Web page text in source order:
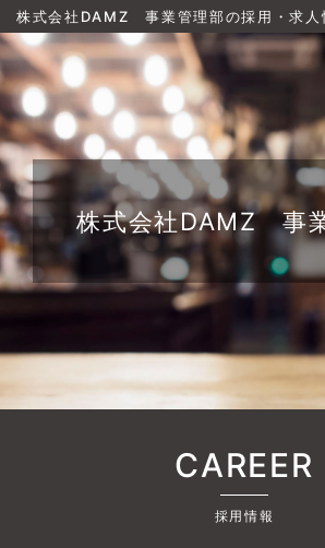
株式会社DAMZ 事業管理部の採用・求人
株式会社DAMZ 事
CAREER
採用情報